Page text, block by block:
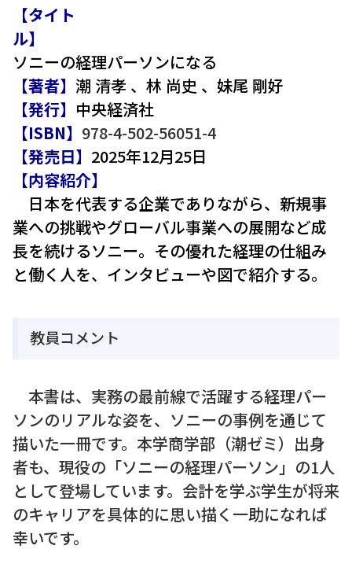
【タイト
ル
ソニーの経理パーソンになる
【著者】 潮 清孝 、林 尚史 、妹尾 剛好
【発行】 中央経済社
【ISBN】 978-4-502-56051-4
【発売日】 2025年12月25日
【内容紹介】
日本を代表する企業でありながら、新規事
業への挑戦やグローバル事業への展開など成
長を続けるソニー。その優れた経理の仕組み
と働く人を、インタビューや図で紹介する。
教員コメント
本書は、実務の最前線で活躍する経理パー
ソンのリアルな姿を、ソニーの事例を通じて
描いた一冊です。本学商学部（潮ゼミ）出身
者も、現役の「ソニーの経理パーソン」の1人
として登場しています。会計を学ぶ学生が将来
のキャリアを具体的に思い描く一助になれば
幸いです。